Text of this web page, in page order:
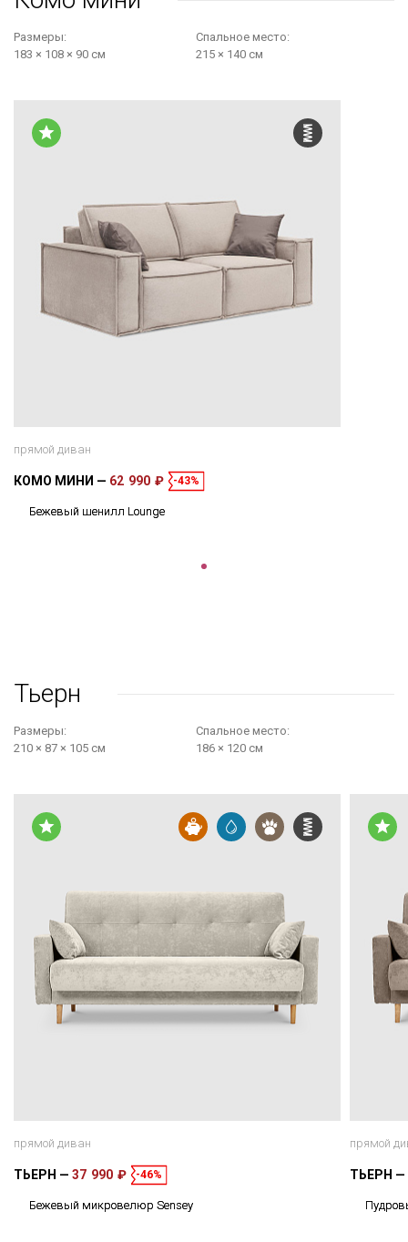
Размеры:
183 × 108 × 90 см
Cпальное место:
215 × 140 см
прямой диван
КОМО МИНИ 62 990 ₽ -43%
Бежевый шенилл Lounge
Тьерн
Размеры:
210 × 87 × 105 см
Cпальное место:
186 × 120 см
прямой диван
ТЬЕРН 37 990 ₽ -46%
Бежевый микровелюр Sensey
прямой
ТЬЕРН